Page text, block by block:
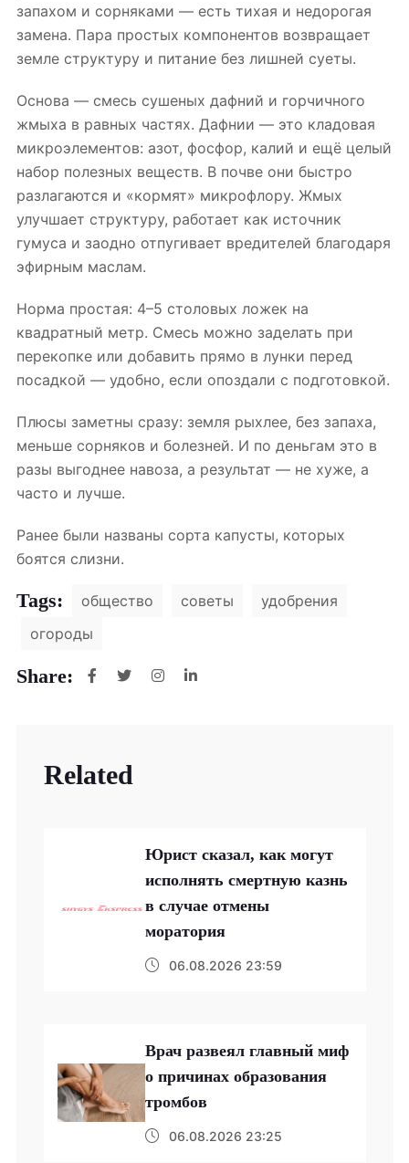
запахом и сорняками — есть тихая и недорогая
замена. Пара простых компонентов возвращает
земле структуру и питание без лишней суеты.
Основа — смесь сушеных дафний и горчичного
жмыха в равных частях. Дафнии — это кладовая
микроэлементов: азот, фосфор, калий и ещё целый
набор полезных веществ. В почве они быстро
разлагаются и «кормят» микрофлору. Жмых
улучшает структуру, работает как источник
гумуса и заодно отпугивает вредителей благодаря
эфирным маслам.
Норма простая: 4–5 столовых ложек на
квадратный метр. Смесь можно заделать при
перекопке или добавить прямо в лунки перед
посадкой — удобно, если опоздали с подготовкой.
Плюсы заметны сразу: земля рыхлее, без запаха,
меньше сорняков и болезней. И по деньгам это в
разы выгоднее навоза, а результат — не хуже, а
часто и лучше.
Ранее были названы сорта капусты, которых
боятся слизни.
Tags: общество советы
удобрения
огороды
Share:
Related
Юрист сказал, как могут
исполнять смертную казнь
в случае отмены
моратория
06.08.2026 23:59
Врач развеял главный миф
о причинах образования
тромбов
06.08.2026 23:25